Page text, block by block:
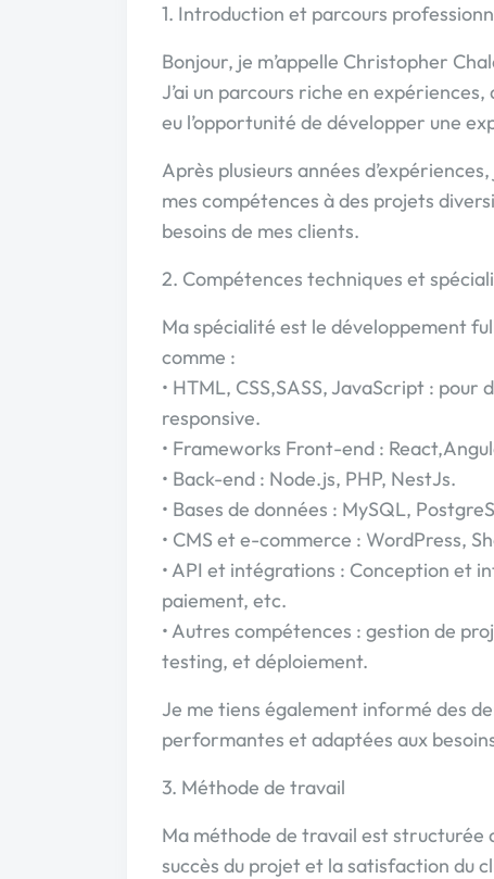
1. Introduction et parcours
Bonjour, je m’appelle Christopher
J’ai un parcours riche en expériences,
eu l’opportunité de développer une
Après plusieurs années
mes compétences à des projets
besoins de mes clients.
2. Compétences techniques et
Ma spécialité est le développement
comme :
• HTML, CSS,SASS, JavaScript :
responsive.
• Frameworks Front-end :
• Back-end : Node.js, PHP, NestJs.
• Bases de données : MySQL,
• CMS et e-commerce : WordPress,
• API et intégrations : Conception et
paiement, etc.
• Autres compétences : gestion de
testing, et déploiement.
Je me tiens également informé des
performantes et adaptées aux
3. Méthode de travail
Ma méthode de travail est structurée
succès du projet et la satisfaction du